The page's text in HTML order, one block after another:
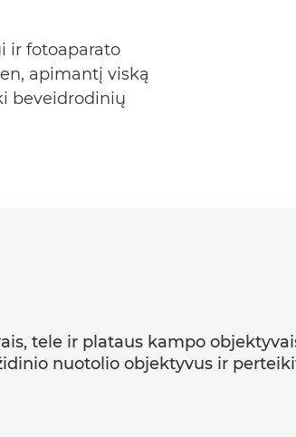
ir fotoaparato
apimantį viską
beveidrodinių
tele ir plataus kampo
nuotolio objektyvus ir